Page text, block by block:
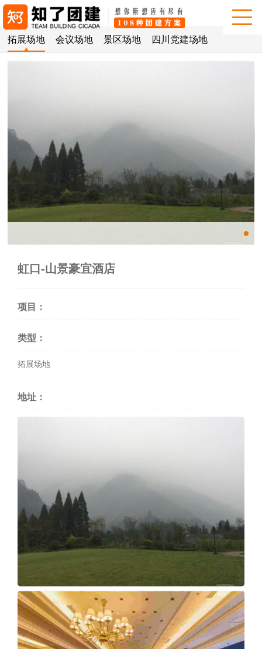
拓展场地 会议场地 景区场地 四川党建场地
虹口-山景豪宜酒店
项目：
类型：
拓展场地
地址：